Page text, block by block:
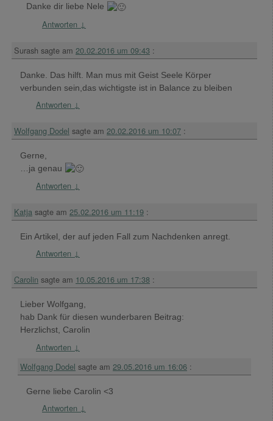
Danke dir liebe Nele
Antworten ↓
Surash sagte am 20.02.2016 um 09:43 :
Danke. Das hilft. Man mus mit Geist Seele Körper
verbunden sein,das wichtigste ist in Balance zu bleiben
Antworten ↓
Wolfgang Dodel sagte am 20.02.2016 um 10:07 :
Gerne,
…ja genau
Antworten ↓
Katja sagte am 25.02.2016 um 11:19 :
Ein Artikel, der auf jeden Fall zum Nachdenken anregt.
Antworten ↓
Carolin sagte am 10.05.2016 um 17:38 :
Lieber Wolfgang,
hab Dank für diesen wunderbaren Beitrag:
Herzlichst, Carolin
Antworten ↓
Wolfgang Dodel sagte am 29.05.2016 um 16:06 :
Gerne liebe Carolin <3
Antworten ↓